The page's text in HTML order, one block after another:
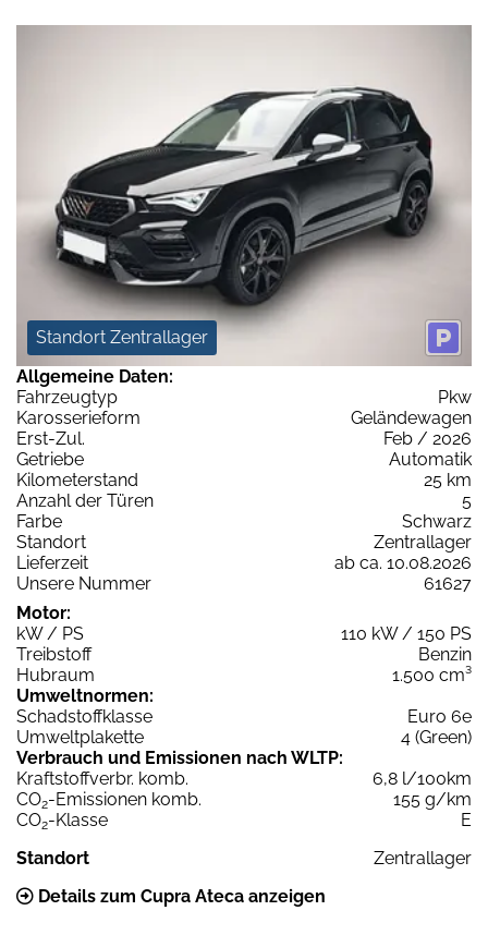
Standort Zentrallager
Allgemeine Daten:
Fahrzeugtyp
Pkw
Karosserieform
Geländewagen
Erst-Zul.
Feb / 2026
Getriebe
Automatik
Kilometerstand
25 km
Anzahl der Türen
5
Farbe
Schwarz
Standort
Zentrallager
Lieferzeit
ab ca. 10.08.2026
Unsere Nummer
61627
Motor:
kW / PS
110 kW / 150 PS
Treibstoff
Benzin
Hubraum
1.500 cm³
Umweltnormen:
Schadstoffklasse
Euro 6e
Umweltplakette
4 (Green)
Verbrauch und Emissionen nach WLTP:
Kraftstoffverbr. komb.
6,8 l/100km
CO2-Emissionen komb.
155 g/km
CO2-Klasse
E
Standort
Zentrallager
Details zum Cupra Ateca anzeigen